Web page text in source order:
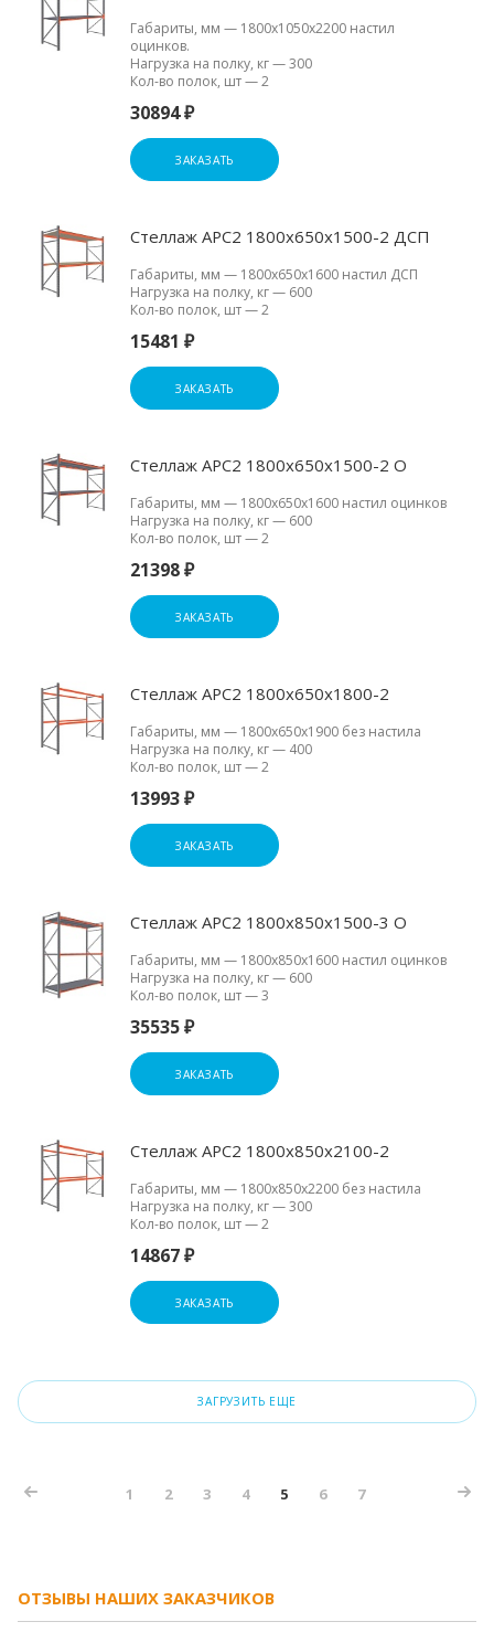
Габариты, мм — 1800х1050х2200 настил
оцинков.
Нагрузка на полку, кг—300
Кол-во полок, шт—2
30894 ₽
ЗАКАЗАТЬ
Стеллаж АРС2 1800х650х1500-2 ДСП
Габариты, мм — 1800х650х1600 настил ДСП
Нагрузка на полку, кг— 600
Кол-во полок, шт—2
15481 ₽
ЗАКАЗАТЬ
Стеллаж АРС2 1800х650х1500-2 О
Габариты, мм — 1800х650х1600 настил оцинков
Нагрузка на полку, кг— 600
Кол-во полок, шт—2
21398 ₽
ЗАКАЗАТЬ
Стеллаж АРС2 1800х650х1800-2
Габариты, мм — 1800х650х1900 без настила
Нагрузка на полку, кг— 400
Кол-во полок, шт—2
13993 ₽
ЗАКАЗАТЬ
Стеллаж АРС2 1800х850х1500-3 О
Габариты, мм — 1800х850х1600 настил оцинков
Нагрузка на полку, кг— 600
Кол-во полок, шт—3
35535 ₽
ЗАКАЗАТЬ
Стеллаж АРС2 1800х850х2100-2
Габариты, мм — 1800х850х2200 без настила
Нагрузка на полку, кг—300
Кол-во полок, шт—2
14867 ₽
ЗАКАЗАТЬ
ЗАГРУЗИТЬ ЕЩЕ
1 2 3 4 5 6 7
ОТЗЫВЫ НАШИХ ЗАКАЗЧИКОВ